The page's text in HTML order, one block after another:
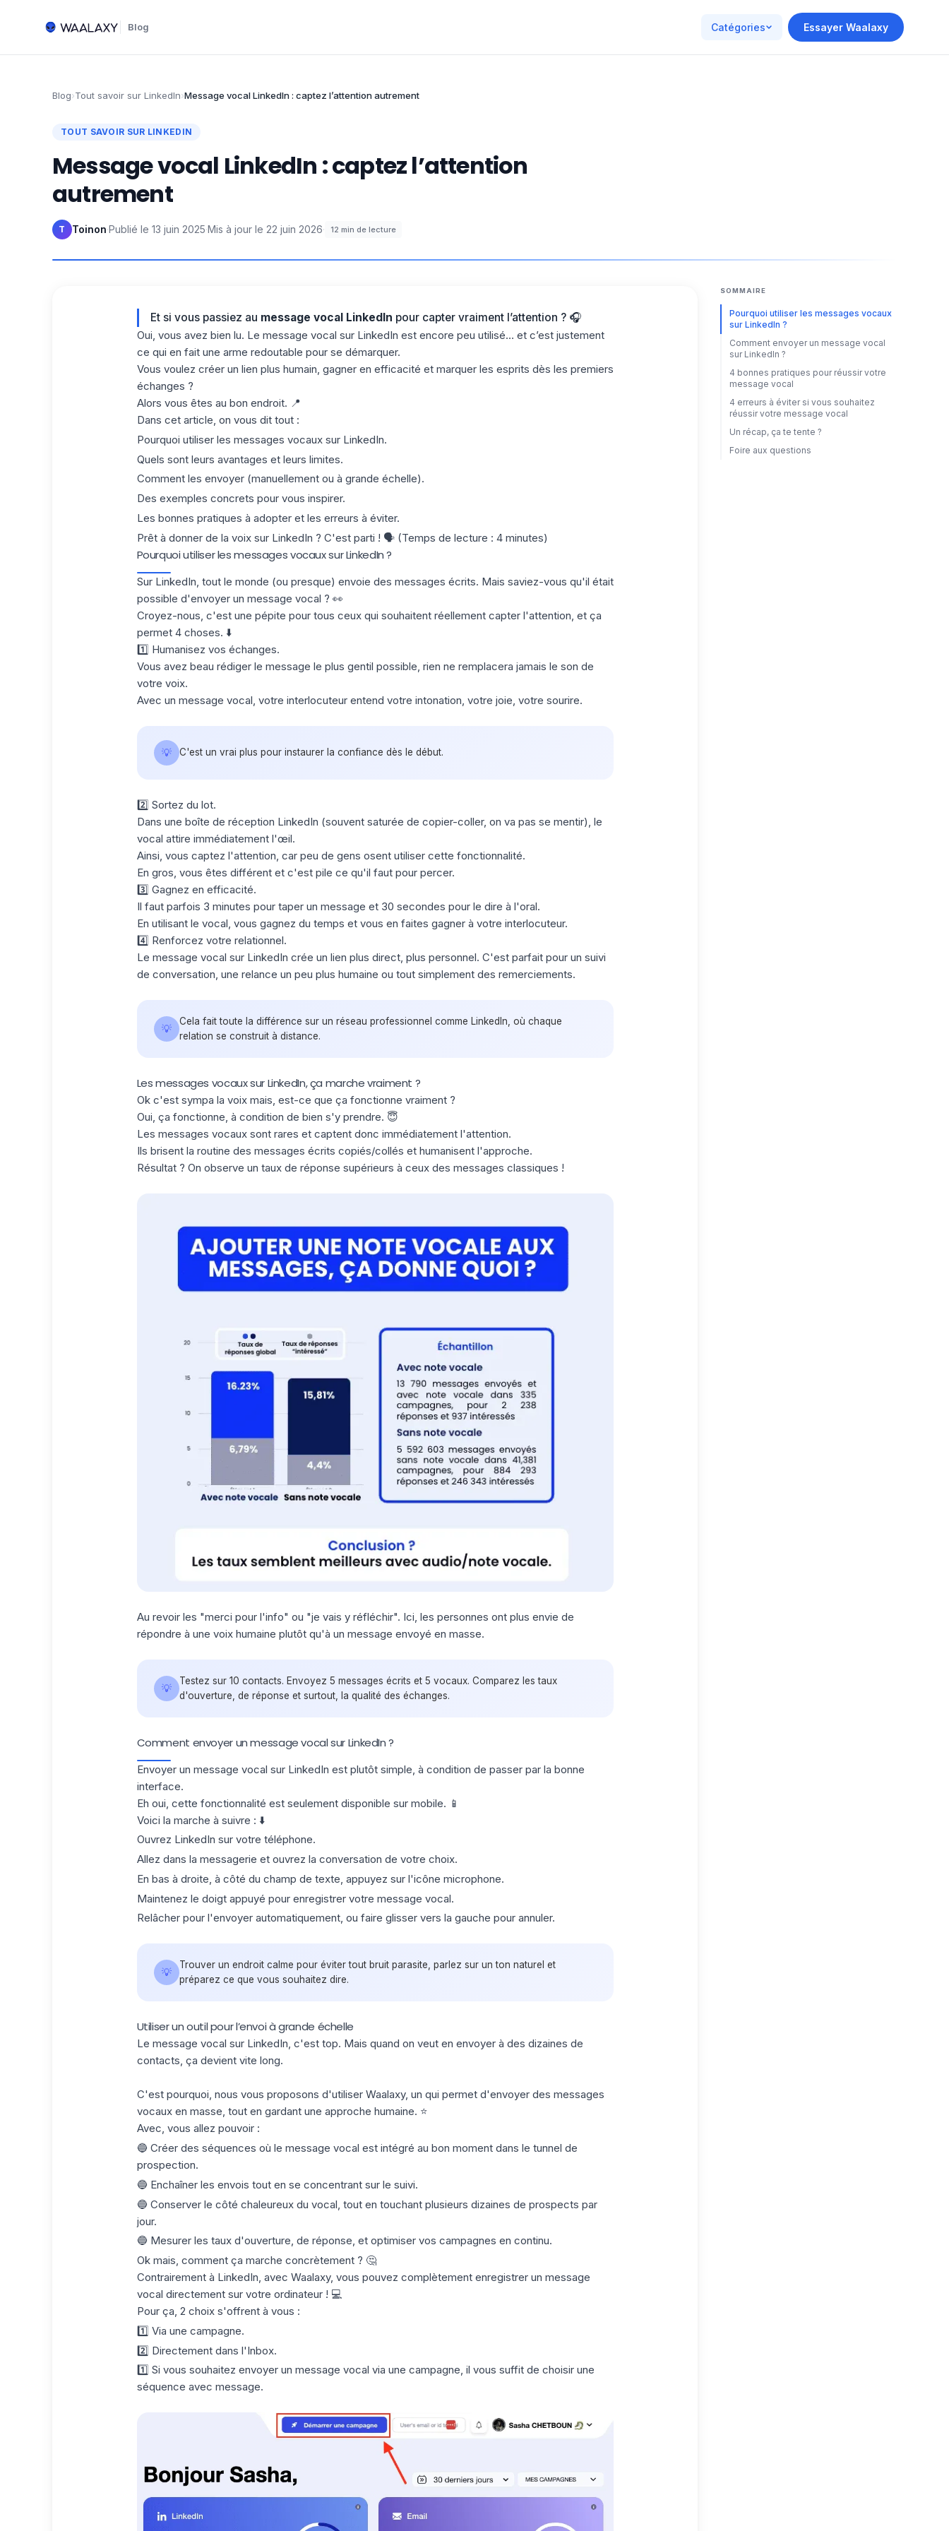
Blog Catégories Essayer Waalaxy
Blog›Tout savoir sur LinkedIn›Message vocal LinkedIn : captez l’attention autrement
TOUT SAVOIR SUR LINKEDIN
Message vocal LinkedIn : captez l’attention
autrement
T Toinon·Publié le 13 juin 2025·Mis à jour le 22 juin 2026· 12 min de lecture
Et si vous passiez au message vocal LinkedIn pour capter vraiment l’attention ? 🎧
Oui, vous avez bien lu. Le message vocal sur LinkedIn est encore peu utilisé… et c’est justement
ce qui en fait une arme redoutable pour se démarquer.
Vous voulez créer un lien plus humain, gagner en efficacité et marquer les esprits dès les premiers
échanges ?
Alors vous êtes au bon endroit. 📍
Dans cet article, on vous dit tout :
Pourquoi utiliser les messages vocaux sur LinkedIn.
Quels sont leurs avantages et leurs limites.
Comment les envoyer (manuellement ou à grande échelle).
Des exemples concrets pour vous inspirer.
Les bonnes pratiques à adopter et les erreurs à éviter.
Prêt à donner de la voix sur LinkedIn ? C'est parti ! 🗣️ (Temps de lecture : 4 minutes)
Pourquoi utiliser les messages vocaux sur LinkedIn ?
Sur LinkedIn , tout le monde (ou presque) envoie des messages écrits. Mais saviez-vous qu'il était
possible d'envoyer un message vocal ? 👀
Croyez-nous, c'est une pépite pour tous ceux qui souhaitent réellement capter l'attention, et ça
permet 4 choses. ⬇️
1️⃣ Humanisez vos échanges.
Vous avez beau rédiger le message le plus gentil possible, rien ne remplacera jamais le son de
votre voix.
Avec un message vocal, votre interlocuteur entend votre intonation, votre joie, votre sourire.
💡 C'est un vrai plus pour instaurer la confiance dès le début.
2️⃣ Sortez du lot.
Dans une boîte de réception LinkedIn (souvent saturée de copier-coller, on va pas se mentir), le
vocal attire immédiatement l'œil.
Ainsi, vous captez l'attention, car peu de gens osent utiliser cette fonctionnalité.
En gros, vous êtes différent et c'est pile ce qu'il faut pour percer.
3️⃣ Gagnez en efficacité.
Il faut parfois 3 minutes pour taper un message et 30 secondes pour le dire à l'oral.
En utilisant le vocal, vous gagnez du temps et vous en faites gagner à votre interlocuteur.
4️⃣ Renforcez votre relationnel.
Le message vocal sur LinkedIn crée un lien plus direct, plus personnel. C'est parfait pour un suivi
de conversation, une relance un peu plus humaine ou tout simplement des remerciements.
💡
Cela fait toute la différence sur un réseau professionnel comme LinkedIn, où chaque
relation se construit à distance.
Les messages vocaux sur LinkedIn, ça marche vraiment ?
Ok c'est sympa la voix mais, est-ce que ça fonctionne vraiment ?
Oui, ça fonctionne, à condition de bien s'y prendre. 😇
Les messages vocaux sont rares et captent donc immédiatement l'attention.
Ils brisent la routine des messages écrits copiés/collés et humanisent l'approche.
Résultat ? On observe un taux de réponse supérieurs à ceux des messages classiques !
Au revoir les "merci pour l'info" ou "je vais y réfléchir". Ici, les personnes ont plus envie de
répondre à une voix humaine plutôt qu'à un message envoyé en masse.
💡
Testez sur 10 contacts. Envoyez 5 messages écrits et 5 vocaux. Comparez les taux
d'ouverture, de réponse et surtout, la qualité des échanges.
Comment envoyer un message vocal sur LinkedIn ?
Envoyer un message vocal sur LinkedIn est plutôt simple, à condition de passer par la bonne
interface.
Eh oui, cette fonctionnalité est seulement disponible sur mobile. 📱
Voici la marche à suivre : ⬇️
Ouvrez LinkedIn sur votre téléphone.
Allez dans la messagerie et ouvrez la conversation de votre choix.
En bas à droite, à côté du champ de texte, appuyez sur l'icône microphone.
Maintenez le doigt appuyé pour enregistrer votre message vocal.
Relâcher pour l'envoyer automatiquement, ou faire glisser vers la gauche pour annuler.
💡
Trouver un endroit calme pour éviter tout bruit parasite, parlez sur un ton naturel et
préparez ce que vous souhaitez dire.
Utiliser un outil pour l’envoi à grande échelle
Le message vocal sur LinkedIn, c'est top. Mais quand on veut en envoyer à des dizaines de
contacts, ça devient vite long.
C'est pourquoi, nous vous proposons d'utiliser Waalaxy, un qui permet d'envoyer des messages
vocaux en masse, tout en gardant une approche humaine. ⭐️
Avec, vous allez pouvoir :
🔵 Créer des séquences où le message vocal est intégré au bon moment dans le tunnel de
prospection.
🔵 Enchaîner les envois tout en se concentrant sur le suivi.
🔵 Conserver le côté chaleureux du vocal, tout en touchant plusieurs dizaines de prospects par
jour.
🔵 Mesurer les taux d'ouverture, de réponse, et optimiser vos campagnes en continu.
Ok mais, comment ça marche concrètement ? 🤔
Contrairement à LinkedIn, avec Waalaxy, vous pouvez complètement enregistrer un message
vocal directement sur votre ordinateur ! 💻
Pour ça, 2 choix s'offrent à vous :
1️⃣ Via une campagne.
2️⃣ Directement dans l'Inbox.
1️⃣ Si vous souhaitez envoyer un message vocal via une campagne, il vous suffit de choisir une
séquence avec message.
SOMMAIRE
Pourquoi utiliser les messages vocaux
sur LinkedIn ?
Comment envoyer un message vocal
sur LinkedIn ?
4 bonnes pratiques pour réussir votre
message vocal
4 erreurs à éviter si vous souhaitez
réussir votre message vocal
Un récap, ça te tente ?
Foire aux questions